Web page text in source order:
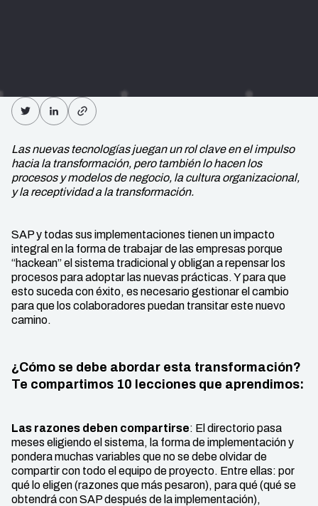
Las nuevas tecnologías juegan un rol clave en el impulso
hacia la transformación, pero también lo hacen los
procesos y modelos de negocio, la cultura organizacional,
y la receptividad a la transformación.
SAP y todas sus implementaciones tienen un impacto
integral en la forma de trabajar de las empresas porque
“hackean” el sistema tradicional y obligan a repensar los
procesos para adoptar las nuevas prácticas. Y para que
esto suceda con éxito, es necesario gestionar el cambio
para que los colaboradores puedan transitar este nuevo
camino.
¿Cómo se debe abordar esta transformación?
Te compartimos 10 lecciones que aprendimos:
Las razones deben compartirse: El directorio pasa
meses eligiendo el sistema, la forma de implementación y
pondera muchas variables que no se debe olvidar de
compartir con todo el equipo de proyecto. Entre ellas: por
qué lo eligen (razones que más pesaron), para qué (qué se
obtendrá con SAP después de la implementación),